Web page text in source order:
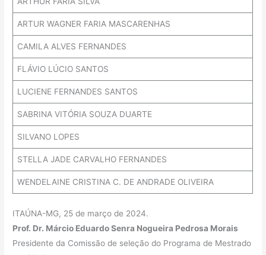
ARTUR WAGNER FARIA MASCARENHAS
CAMILA ALVES FERNANDES
FLÁVIO LÚCIO SANTOS
LUCIENE FERNANDES SANTOS
SABRINA VITÓRIA SOUZA DUARTE
SILVANO LOPES
STELLA JADE CARVALHO FERNANDES
WENDELAINE CRISTINA C. DE ANDRADE OLIVEIRA
ITAÚNA-MG, 25 de março de 2024.
Prof. Dr. Márcio Eduardo Senra Nogueira Pedrosa Morais
Presidente da Comissão de seleção do Programa de Mestrado